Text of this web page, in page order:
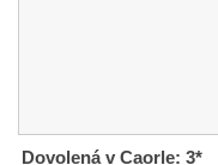
Dovolená v Caorle: 3*